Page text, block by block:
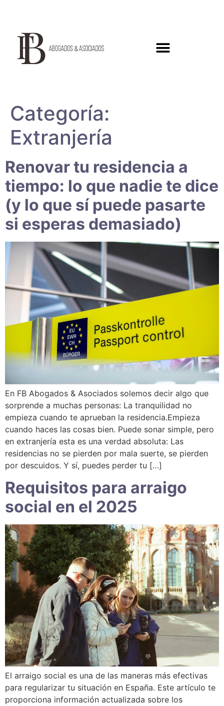
Categoría:
Extranjería
Renovar tu residencia a
tiempo: lo que nadie te dice
(y lo que sí puede pasarte
si esperas demasiado)
En FB Abogados & Asociados solemos decir algo que
sorprende a muchas personas: La tranquilidad no
empieza cuando te aprueban la residencia.Empieza
cuando haces las cosas bien. Puede sonar simple, pero
en extranjería esta es una verdad absoluta: Las
residencias no se pierden por mala suerte, se pierden
por descuidos. Y sí, puedes perder tu […]
Requisitos para arraigo
social en el 2025
El arraigo social es una de las maneras más efectivas
para regularizar tu situación en España. Este artículo te
proporciona información actualizada sobre los